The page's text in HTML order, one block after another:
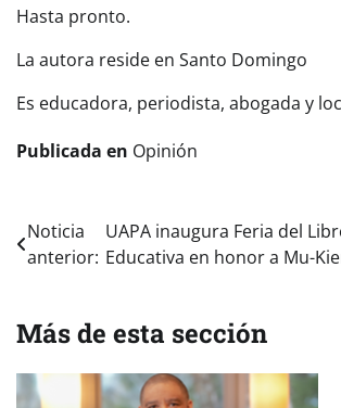
Hasta pronto.
La autora reside en Santo Domingo
Es educadora, periodista, abogada y
Publicada en Opinión
Navegación
de
entradas
Noticia
anterior:
UAPA inaugura Feria del
Educativa en honor a Mu-
Más de esta sección